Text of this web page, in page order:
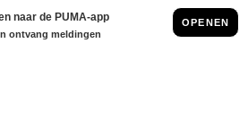
2026. ALLE RECHTEN VOORBEHOUDEN
EN JURIDISCHE GEGEVENS